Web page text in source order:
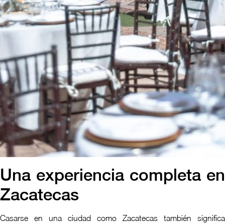
Una experiencia completa en
Zacatecas
Casarse en una ciudad como Zacatecas también significa